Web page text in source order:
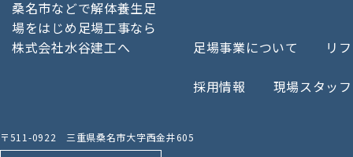
足場事業について リ
採用情報 現場スタッ
〒511-0922 三重県桑名市大字西金井605